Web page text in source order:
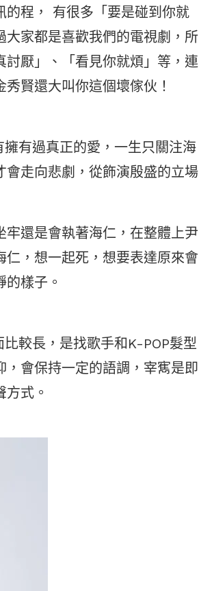
的程， 有很多「要是碰到你就
家都是喜歡我們的電視劇，所
厭」、「看見你就煩」等，連
賢還大叫你這個壞傢伙！
有過真正的愛，一生只關注海
走向悲劇，從飾演殷盛的立場
還是會執著海仁，在整體上尹
，想一起死，想要表達原來會
樣子。
較長，是找歌手和K-POP髮型
會保持一定的語調，宰寯是即
式。